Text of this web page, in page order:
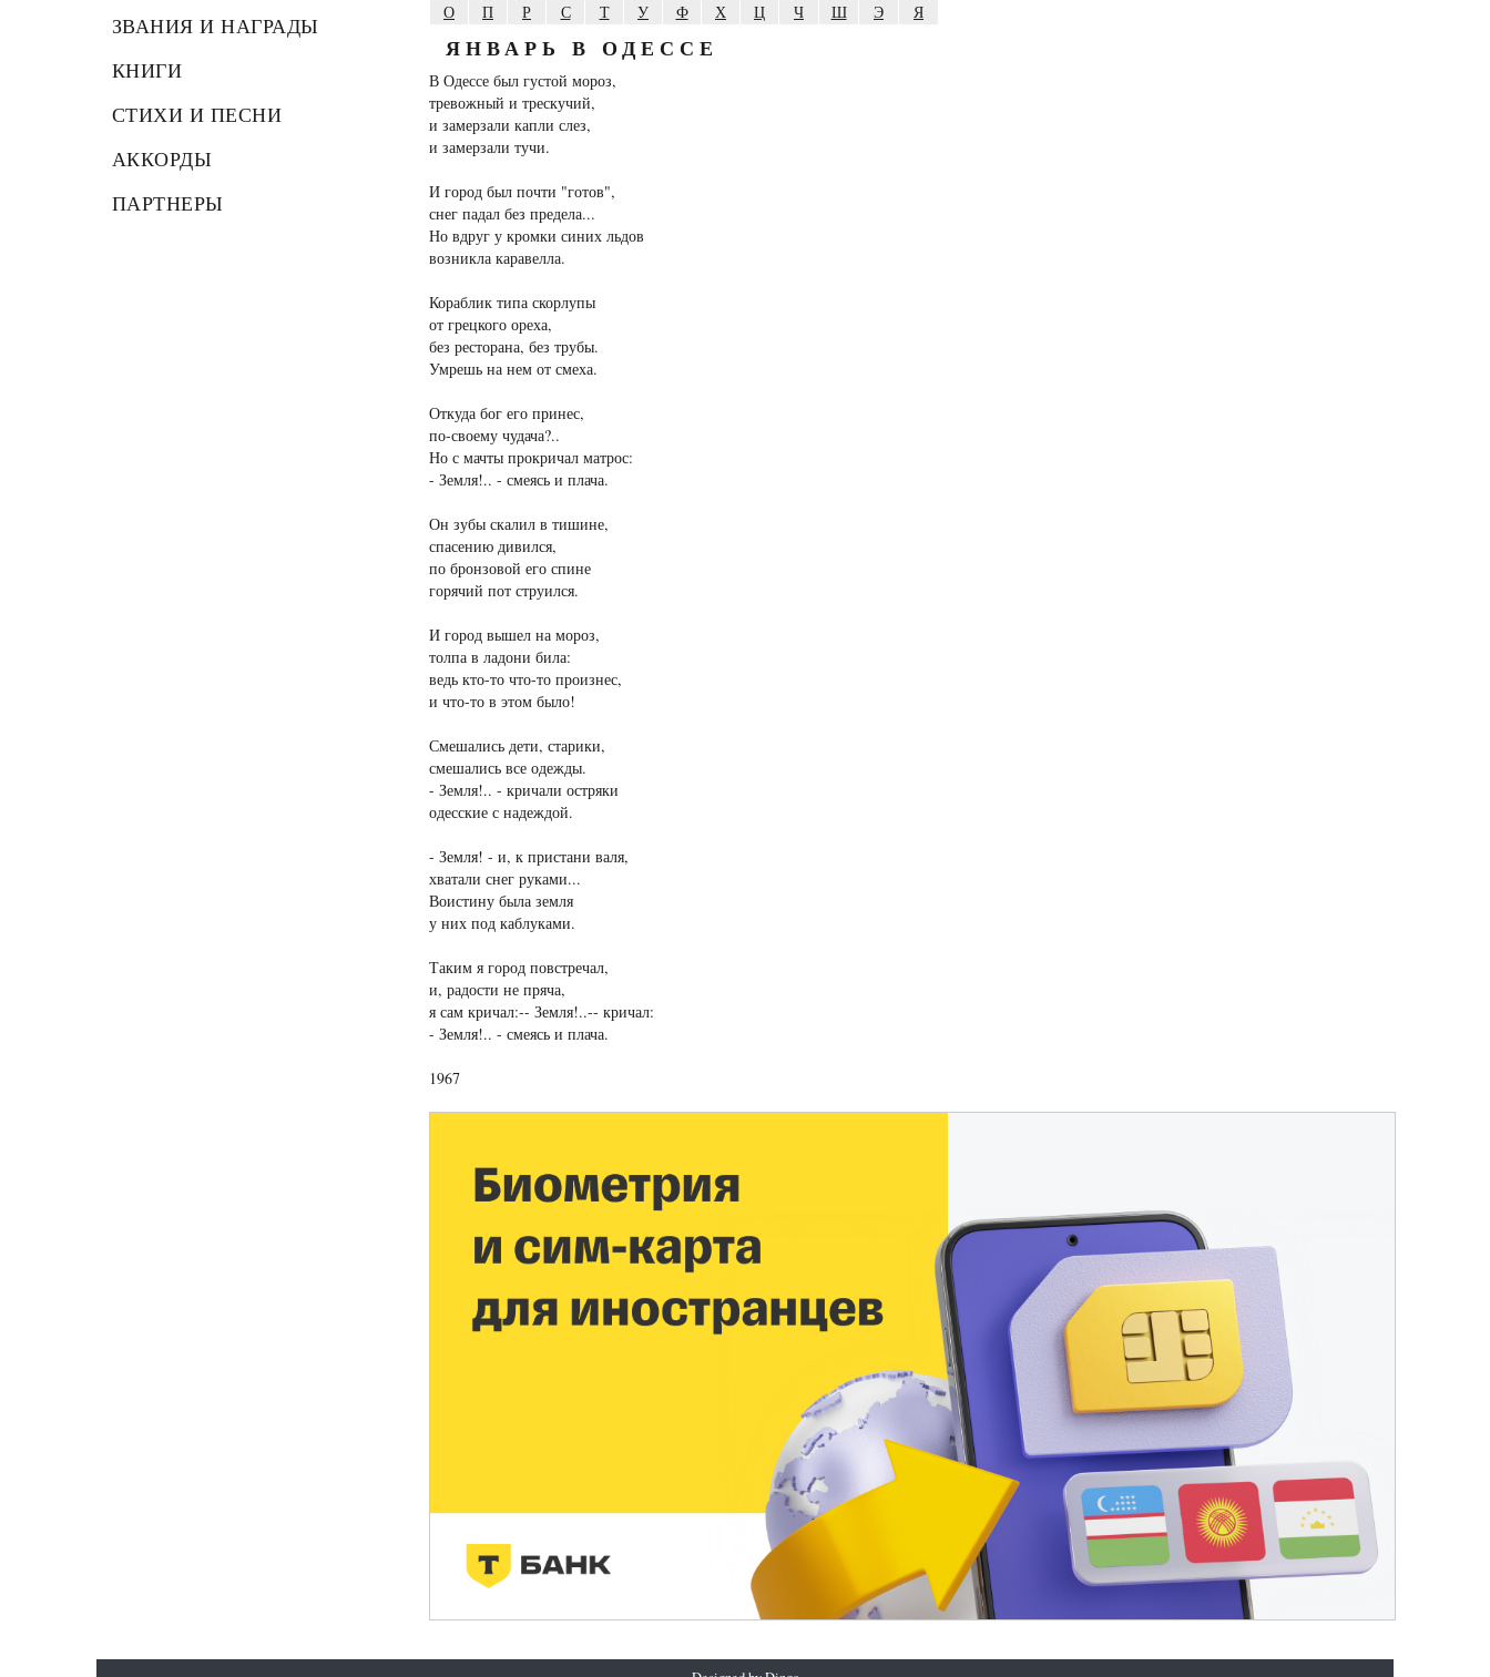
ЗВАНИЯ И НАГРАДЫ
КНИГИ
СТИХИ И ПЕСНИ
АККОРДЫ
ПАРТНЕРЫ
О
П Р С Т У Ф Х Ц Ч Ш Э Я
ЯНВАРЬ В ОДЕССЕ
В Одессе был густой мороз,
тревожный и трескучий,
и замерзали капли слез,
и замерзали тучи.
И город был почти "готов",
снег падал без предела...
Но вдруг у кромки синих льдов
возникла каравелла.
Кораблик типа скорлупы
от грецкого ореха,
без ресторана, без трубы.
Умрешь на нем от смеха.
Откуда бог его принес,
по-своему чудача?..
Но с мачты прокричал матрос:
- Земля!.. - смеясь и плача.
Он зубы скалил в тишине,
спасению дивился,
по бронзовой его спине
горячий пот струился.
И город вышел на мороз,
толпа в ладони била:
ведь кто-то что-то произнес,
и что-то в этом было!
Смешались дети, старики,
смешались все одежды.
- Земля!.. - кричали остряки
одесские с надеждой.
- Земля! - и, к пристани валя,
хватали снег руками...
Воистину была земля
у них под каблуками.
Таким я город повстречал,
и, радости не пряча,
я сам кричал:-- Земля!..-- кричал:
- Земля!.. - смеясь и плача.
1967